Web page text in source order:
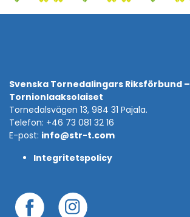
Svenska Tornedalingars Riksförbund –
Tornionlaaksolaiset
Tornedalsvägen 13, 984 31 Pajala.
Telefon: +46 73 081 32 16
E-post: info@str-t.com
Integritetspolicy